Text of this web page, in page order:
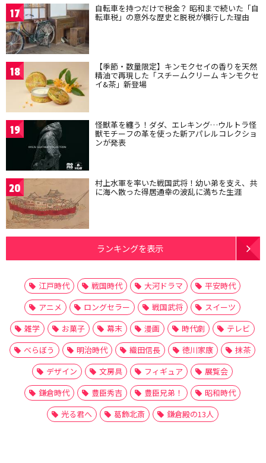
17 自転車を持つだけで税金？ 昭和まで続いた「自
転車税」の意外な歴史と脱税が横行した理由
18 【季節・数量限定】キンモクセイの香りを天然
精油で再現した「スチームクリーム キンモクセ
イ&茶」新登場
19 怪獣革を纏う！ダダ、エレキング…ウルトラ怪
獣モチーフの革を使った新アパレルコレクショ
ンが発表
20 村上水軍を率いた戦国武将！幼い弟を支え、共
に海へ散った得居通幸の波乱に満ちた生涯
ランキングを表示
江戸時代 戦国時代 大河ドラマ
平安時代
アニメ
ロングセラー 戦国武将
スイーツ
雑学
お菓子 幕末 漫画 時代劇
テレビ
べらぼう
明治時代 織田信長 徳川家康
抹茶
デザイン
文房具 フィギュア
展覧会
鎌倉時代
豊臣秀吉 豊臣兄弟！
昭和時代
光る君へ
葛飾北斎 鎌倉殿の13人